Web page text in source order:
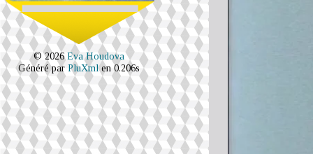
© 2026Eva Houdova
Généré par PluXmlen 0.206s